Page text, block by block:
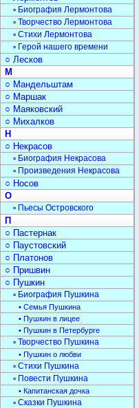
▫ Биография Лермонтова
▫ Творчество Лермонтова
▫ Стихи Лермонтова
▫ Герой нашего времени
○ Лесков
М
○ Мандельштам
○ Маршак
○ Маяковский
○ Михалков
Н
○ Некрасов
▫ Биография Некрасова
▫ Произведения Некрасова
○ Носов
О
▫ Пьесы Островского
П
○ Пастернак
○ Паустовский
○ Платонов
○ Пришвин
○ Пушкин
▫ Биография Пушкина
• Семья Пушкина
• Пушкин в лицее
• Пушкин в Петербурге
▫ Творчество Пушкина
• Пушкин о любви
▫ Стихи Пушкина
▫ Повести Пушкина
• Капитанская дочка
▫ Сказки Пушкина